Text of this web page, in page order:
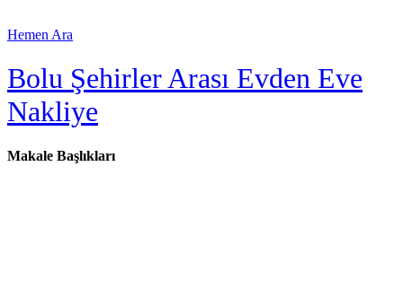
Hemen Ara
Bolu Şehirler Arası Evden Eve
Nakliye
Makale Başlıkları